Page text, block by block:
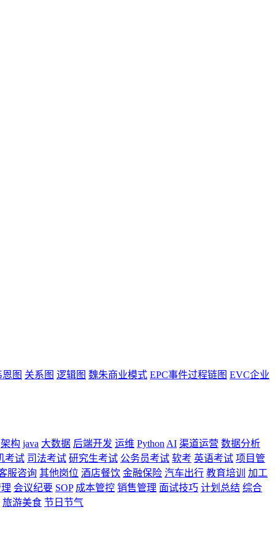
恩图 关系图 逻辑图 魏朱商业模式 EPC事件过程链图 EVC企业
架构 java 大数据 后端开发 运维 Python AI 渠道运营 数据分析
考试 司法考试 研究生考试 公务员考试 软考 英语考试 项目管
服咨询 其他岗位 酒店餐饮 金融保险 汽车出行 教育培训
加工
会议纪要 SOP 成本管控 销售管理 面试技巧 计划总结 综合
旅游美食 节日节气